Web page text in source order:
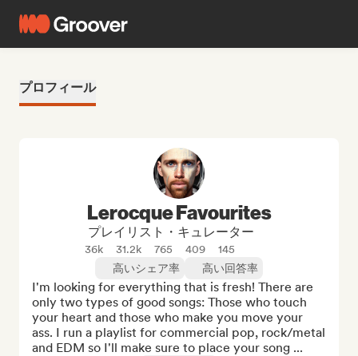
プロフィール
Lerocque Favourites
プレイリスト・キュレーター
36k 31.2k 765 409
145
高いシェア率
高い回答率
I'm looking for everything that is fresh! There are
only two types of good songs: Those who touch
your heart and those who make you move your
ass. I run a playlist for commercial pop, rock/metal
and EDM so I'll make sure to place your song ...